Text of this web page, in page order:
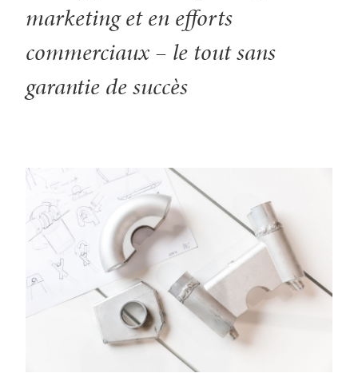
marketing et en efforts
commerciaux – le tout sans
garantie de succès